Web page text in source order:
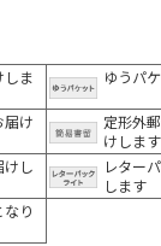
しま
ゆうパ
届け
定形外
けします
けし
レター
します
り